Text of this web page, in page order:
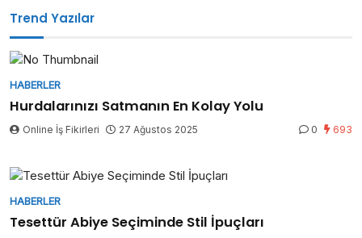
Trend Yazılar
HABERLER
Hurdalarınızı Satmanın En Kolay Yolu
Online İş Fikirleri 27 Ağustos 2025 0 693
HABERLER
Tesettür Abiye Seçiminde Stil İpuçları